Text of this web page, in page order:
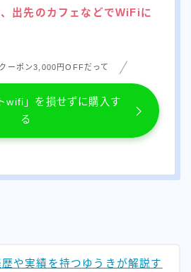
しない回線をお伝えできると嬉し
、出先のカフェなどでWiFiに
ーポン3,000円OFFだって
wifi」を損せずに購入す
る
や実績を持つゆうきが解説す